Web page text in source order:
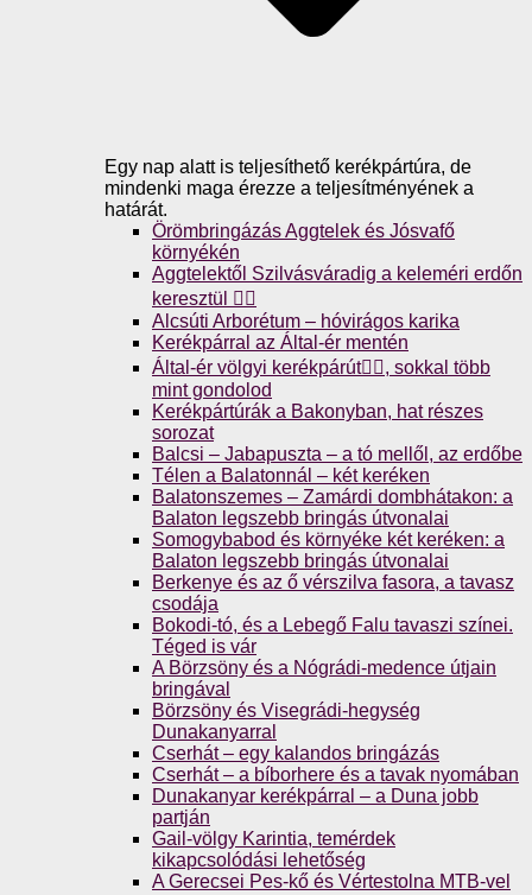
Egy nap alatt is teljesíthető kerékpártúra, de
mindenki maga érezze a teljesítményének a
határát.
Örömbringázás Aggtelek és Jósvafő
környékén
Aggtelektől Szilvásváradig a keleméri erdőn
keresztül 🚴‍♀️
Alcsúti Arborétum – hóvirágos karika
Kerékpárral az Által-ér mentén
Által-ér völgyi kerékpárút🚴‍♀️, sokkal több
mint gondolod
Kerékpártúrák a Bakonyban, hat részes
sorozat
Balcsi – Jabapuszta – a tó mellől, az erdőbe
Télen a Balatonnál – két keréken
Balatonszemes – Zamárdi dombhátakon: a
Balaton legszebb bringás útvonalai
Somogybabod és környéke két keréken: a
Balaton legszebb bringás útvonalai
Berkenye és az ő vérszilva fasora, a tavasz
csodája
Bokodi-tó, és a Lebegő Falu tavaszi színei.
Téged is vár
A Börzsöny és a Nógrádi-medence útjain
bringával
Börzsöny és Visegrádi-hegység
Dunakanyarral
Cserhát – egy kalandos bringázás
Cserhát – a bíborhere és a tavak nyomában
Dunakanyar kerékpárral – a Duna jobb
partján
Gail-völgy Karintia, temérdek
kikapcsolódási lehetőség
A Gerecsei Pes-kő és Vértestolna MTB-vel